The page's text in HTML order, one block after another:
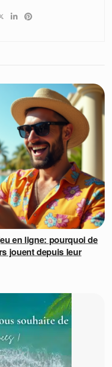
en ligne: pourquoi de
jouent depuis leur